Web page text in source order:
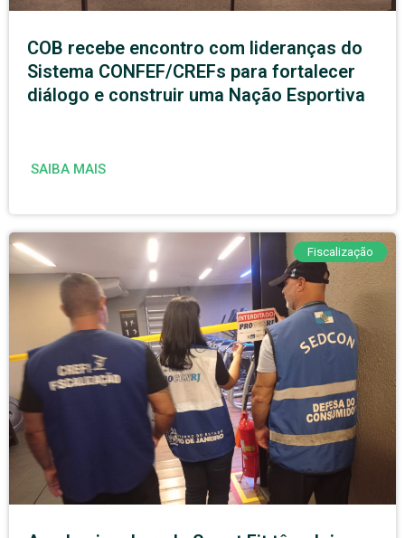
COB recebe encontro com lideranças do
Sistema CONFEF/CREFs para fortalecer
diálogo e construir uma Nação Esportiva
SAIBA MAIS
Fiscalização